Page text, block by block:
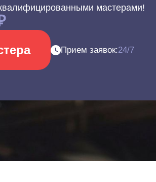
мастерами!
Прием заявок:24/7